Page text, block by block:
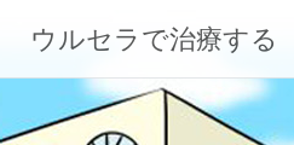
テ
ツ
ウルセラで治療する